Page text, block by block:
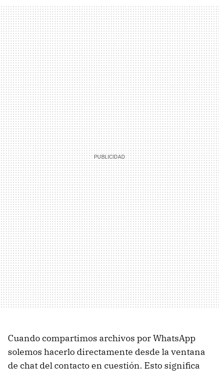
Cuando compartimos archivos por WhatsApp
solemos hacerlo directamente desde la ventana
de chat del contacto en cuestión. Esto significa